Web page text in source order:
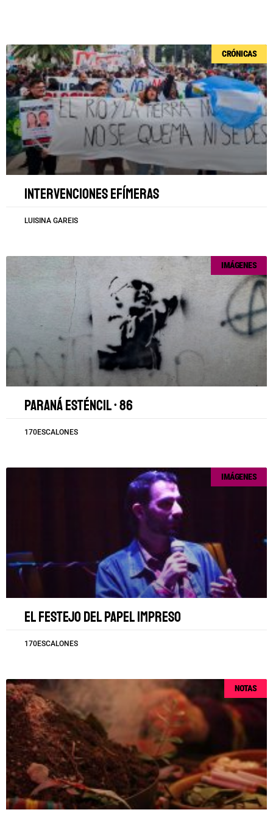
CRÓNICAS
Intervenciones efímeras
LUISINA GAREIS
IMÁGENES
Paraná esténcil • 86
170ESCALONES
IMÁGENES
El festejo del papel impreso
170ESCALONES
NOTAS
Página
Página
Página
PáginaPágina